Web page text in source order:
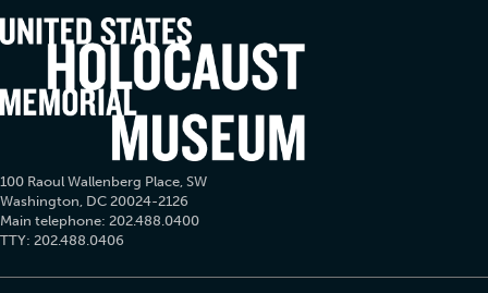
100 Raoul Wallenberg Place, SW
Washington, DC 20024-2126
Main telephone: 202.488.0400
TTY: 202.488.0406